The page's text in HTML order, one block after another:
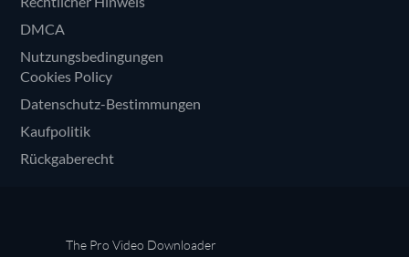
DMCA
Nutzungsbedingungen
Cookies Policy
Datenschutz-Bestimmungen
Kaufpolitik
Rückgaberecht
The Pro Video Downloader